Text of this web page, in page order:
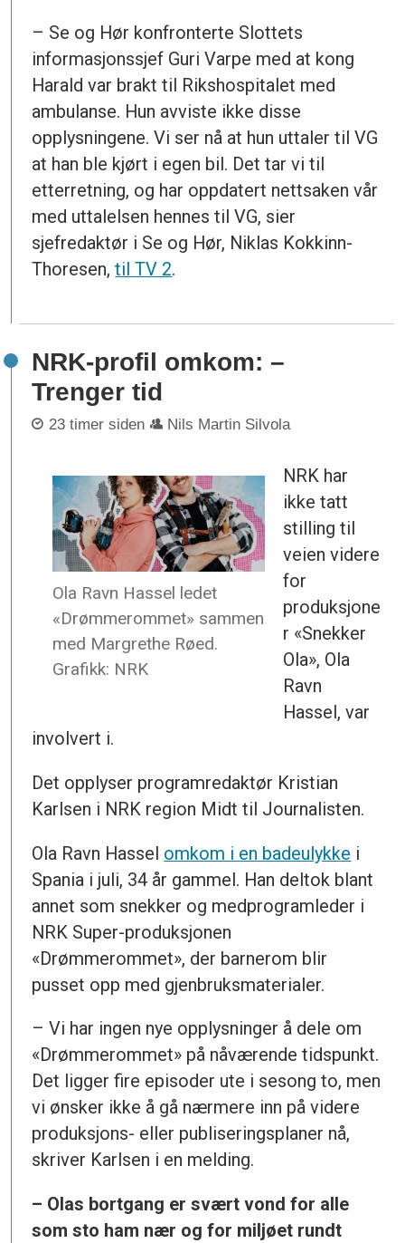
– Se og Hør konfronterte Slottets
informasjonssjef Guri Varpe med at kong
Harald var brakt til Rikshospitalet med
ambulanse. Hun avviste ikke disse
opplysningene. Vi ser nå at hun uttaler til VG
at han ble kjørt i egen bil. Det tar vi til
etterretning, og har oppdatert nettsaken vår
med uttalelsen hennes til VG, sier
sjefredaktør i Se og Hør, Niklas Kokkinn-
Thoresen,til TV 2.
NRK-profil omkom: –
Trenger tid
23 timer siden Nils Martin Silvola
Ola Ravn Hassel ledet
«Drømmerommet» sammen
med Margrethe Røed.
Grafikk: NRK
NRK har
ikke tatt
stilling til
veien videre
for
produksjone
r «Snekker
Ola», Ola
Ravn
Hassel, var
involvert i.
Det opplyser programredaktør Kristian
Karlsen i NRK region Midt til Journalisten.
Ola Ravn Hassel omkom i en badeulykke i
Spania i juli, 34 år gammel. Han deltok blant
annet som snekker og medprogramleder i
NRK Super-produksjonen
«Drømmerommet», der barnerom blir
pusset opp med gjenbruksmaterialer.
– Vi har ingen nye opplysninger å dele om
«Drømmerommet» på nåværende tidspunkt.
Det ligger fire episoder ute i sesong to, men
vi ønsker ikke å gå nærmere inn på videre
produksjons- eller publiseringsplaner nå,
skriver Karlsen i en melding.
– Olas bortgang er svært vond for alle
som sto ham nær og for miljøet rundt